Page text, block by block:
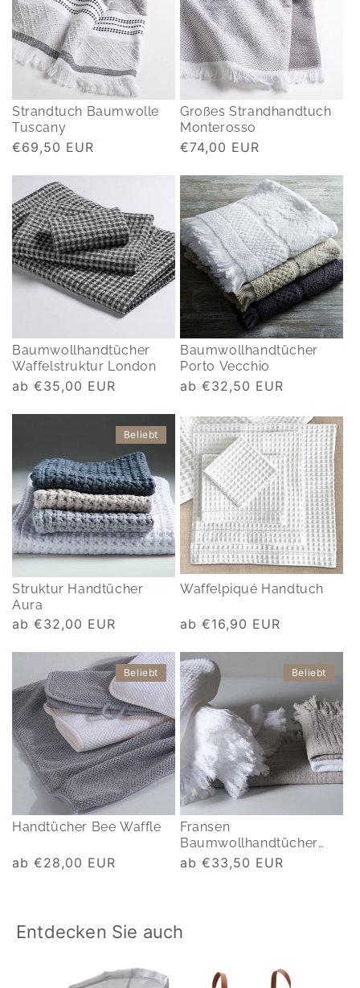
Strandtuch Baumwolle
Tuscany
Normaler
€69,50 EUR
Großes Strandhandtuch
Monterosso
Normaler
€74,00 EUR
Baumwollhandtücher
Waffelstruktur London
Normaler
ab €35,00 EUR
Baumwollhandtücher
Porto Vecchio
Normaler
ab €32,50 EUR
Struktur Handtücher
Aura
Normaler
ab €32,00 EUR
Beliebt
Waffelpiqué Handtuch
Normaler
ab €16,90 EUR
Handtücher Bee Waffle
Normaler
ab €28,00 EUR
Beliebt
Fransen
Baumwollhandtücher
Torino
Normaler
ab €33,50 EUR
Beliebt
Entdecken Sie auch